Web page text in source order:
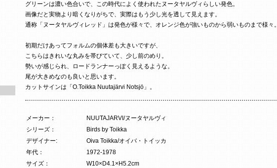
グリーンは濃い色合いで、この時代によく使われたヌータヤルヴィらしい発色。
画像だと実物より暗くなりがちで、実際はもう少し光を透して見えます。
通称「ヌータヤルヴィレッド」は発色が様々で、オレンジ色が強いものから弱いものまで様々。
初期だけあってフォルムの個体差も大きいですが、
こちらはきれいな丸みを帯びていて、少し前のめり。
勢いが感じられ、ロードランナーっぽく見えるような。
尾が大きめなのも良いと思います。
カットサインは「O.Toikka Nuutajärvi Notsjö」。
メーカー：
NUUTAJARVI/ヌータヤルヴィ
シリーズ：
Birds by Toikka
デザイナー:
Oiva Toikka/オイバ・トイッカ
年代：
1972-1978
サイズ：
W10×D4.1×H5.2cm